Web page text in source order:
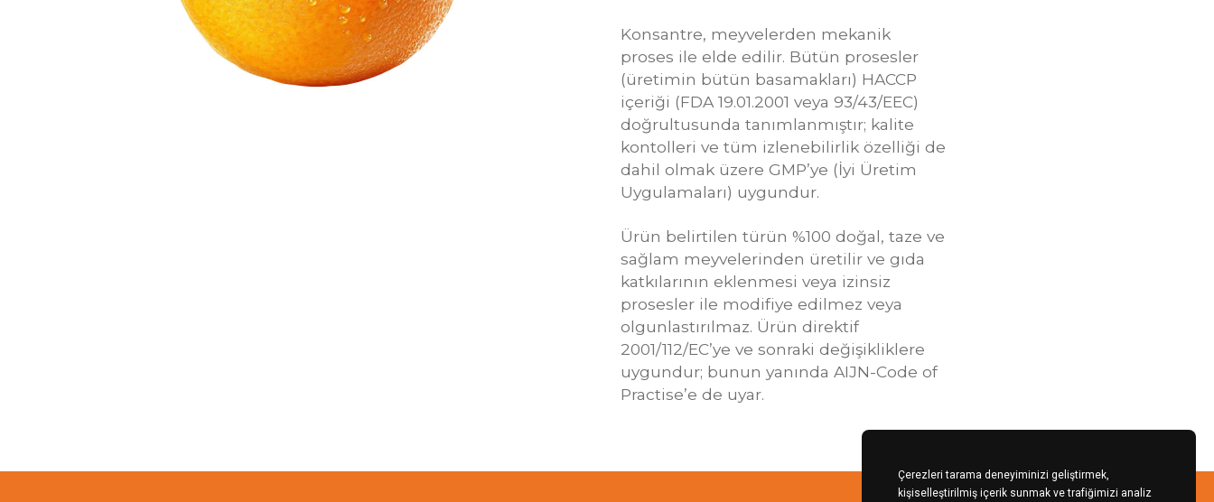
Konsantre, meyvelerden mekanik
proses ile elde edilir. Bütün prosesler
(üretimin bütün basamakları) HACCP
içeriği (FDA 19.01.2001 veya 93/43/EEC)
doğrultusunda tanımlanmıştır; kalite
kontolleri ve tüm izlenebilirlik özelliği de
dahil olmak üzere GMP’ye (İyi Üretim
Uygulamaları) uygundur.
Ürün belirtilen türün %100 doğal, taze ve
sağlam meyvelerinden üretilir ve gıda
katkılarının eklenmesi veya izinsiz
prosesler ile modifiye edilmez veya
olgunlastırılmaz. Ürün direktif
2001/112/EC’ye ve sonraki değişikliklere
uygundur; bunun yanında AIJN-Code of
Practise’e de uyar.
Çerezleri tarama deneyiminizi geliştirmek,
kişiselleştirilmiş içerik sunmak ve trafiğimizi analiz